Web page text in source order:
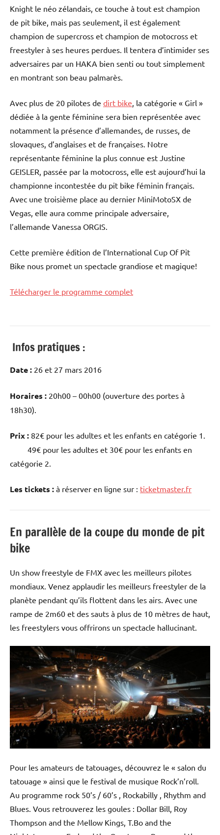
Knight le néo zélandais, ce touche à tout est champion
de pit bike, mais pas seulement, il est également
champion de supercross et champion de motocross et
freestyler à ses heures perdues. Il tentera d’intimider ses
adversaires par un HAKA bien senti ou tout simplement
en montrant son beau palmarès.
Avec plus de 20 pilotes de dirt bike , la catégorie « Girl »
dédiée à la gente féminine sera bien représentée avec
notamment la présence d’allemandes, de russes, de
slovaques, d’anglaises et de françaises. Notre
représentante féminine la plus connue est Justine
GEISLER, passée par la motocross, elle est aujourd’hui la
championne incontestée du pit bike féminin français.
Avec une troisième place au dernier MiniMotoSX de
Vegas, elle aura comme principale adversaire,
l’allemande Vanessa ORGIS.
Cette première édition de l’International Cup Of Pit
Bike nous promet un spectacle grandiose et magique!
Télécharger le programme complet
Infos pratiques :
Date : 26 et 27 mars 2016
Horaires : 20h00 – 00h00 (ouverture des portes à
18h30).
Prix : 82€ pour les adultes et les enfants en catégorie 1.
49€ pour les adultes et 30€ pour les enfants en
catégorie 2.
Les tickets : à réserver en ligne sur : ticketmaster.fr
En parallèle de la coupe du monde de pit
bike
Un show freestyle de FMX avec les meilleurs pilotes
mondiaux. Venez applaudir les meilleurs freestyler de la
planète pendant qu’ils flottent dans les airs. Avec une
rampe de 2m60 et des sauts à plus de 10 mètres de haut,
les freestylers vous offrirons un spectacle hallucinant.
Pour les amateurs de tatouages, découvrez le « salon du
tatouage » ainsi que le festival de musique Rock’n’roll.
Au programme rock 50’s / 60’s , Rockabilly , Rhythm and
Blues. Vous retrouverez les goules : Dollar Bill, Roy
Thompson and the Mellow Kings, T.Bo and the